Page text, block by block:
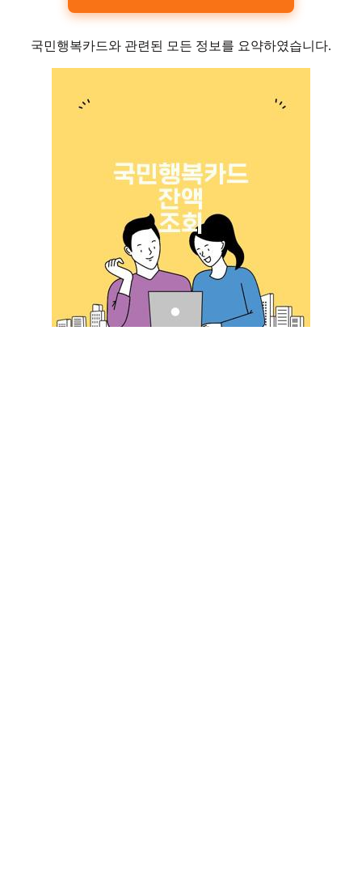
국민행복카드와 관련된 모든 정보를 요약하였습니다.